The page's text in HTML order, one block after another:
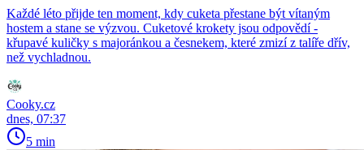
Každé léto přijde ten moment, kdy cuketa přestane být vítaným
hostem a stane se výzvou. Cuketové krokety jsou odpovědí -
křupavé kuličky s majoránkou a česnekem, které zmizí z talíře dřív,
než vychladnou.
Cooky.cz
dnes, 07:37
5 min